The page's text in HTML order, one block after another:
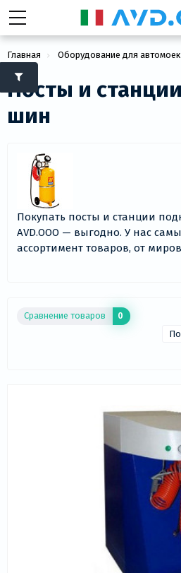
Главная Оборудование для автомоек
Посты и станции подкачки шин
Посты и
шин
Покупать посты и станции
AVD.OOO — выгодно. У нас
ассортимент товаров, от
официальным поставщиком
товаров - с фотографиями,
техническими
покупателей, а также
по стоимости и параметрам.
Сравнение товаров 0